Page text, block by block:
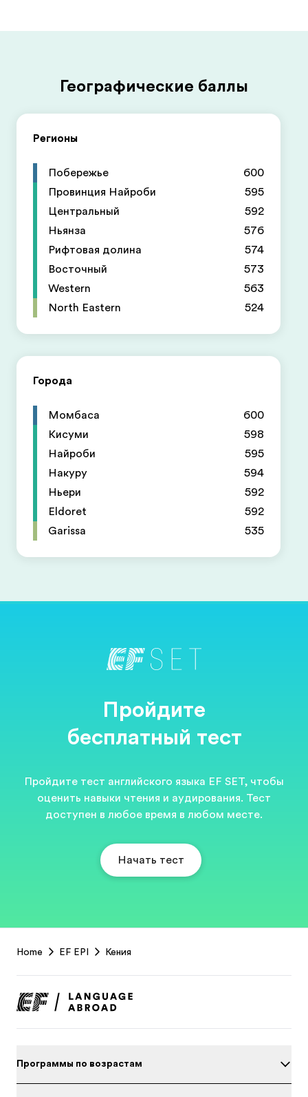
Географические баллы
Регионы
Побережье
600
Провинция Найроби
595
Центральный
592
Ньянза
576
Рифтовая долина
574
Восточный
573
Western
563
North Eastern
524
Города
Момбаса
600
Кисуми
598
Найроби
595
Накуру
594
Ньери
592
Eldoret
592
Garissa
535
Пройдите
бесплатный тест
Пройдите тест английского языка EF SET, чтобы
оценить навыки чтения и аудирования. Тест
доступен в любое время в любом месте.
Начать тест
Footer
Home EF EPI Кения
Программы по возрастам